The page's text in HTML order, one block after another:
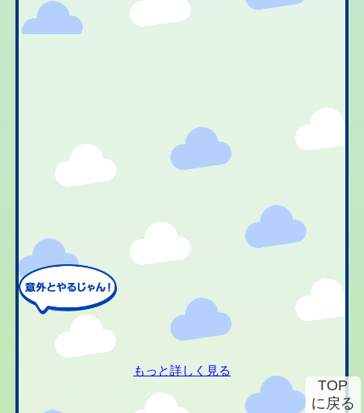
もっと詳しく見る
TOP
に戻る